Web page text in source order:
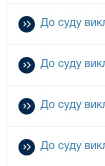
До суду
До суду
До суду
До суду